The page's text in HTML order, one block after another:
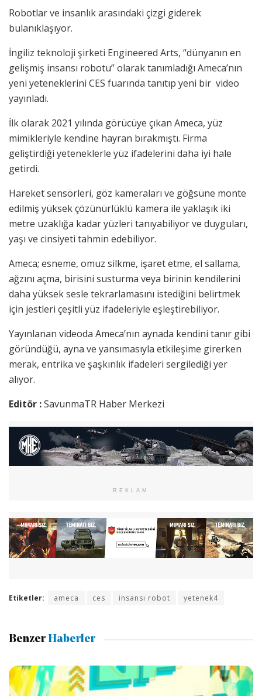
Robotlar ve insanlık arasındaki çizgi giderek
bulanıklaşıyor.
İngiliz teknoloji şirketi Engineered Arts, “dünyanın en
gelişmiş insansı robotu” olarak tanımladığı Ameca’nın
yeni yeteneklerini CES fuarında tanıtıp yeni bir video
yayınladı.
İlk olarak 2021 yılında görücüye çıkan Ameca, yüz
mimikleriyle kendine hayran bırakmıştı. Firma
geliştirdiği yeteneklerle yüz ifadelerini daha iyi hale
getirdi.
Hareket sensörleri, göz kameraları ve göğsüne monte
edilmiş yüksek çözünürlüklü kamera ile yaklaşık iki
metre uzaklığa kadar yüzleri tanıyabiliyor ve duyguları,
yaşı ve cinsiyeti tahmin edebiliyor.
Ameca; esneme, omuz silkme, işaret etme, el sallama,
ağzını açma, birisini susturma veya birinin kendilerini
daha yüksek sesle tekrarlamasını istediğini belirtmek
için jestleri çeşitli yüz ifadeleriyle eşleştirebiliyor.
Yayınlanan videoda Ameca’nın aynada kendini tanır gibi
göründüğü, ayna ve yansımasıyla etkileşime girerken
merak, entrika ve şaşkınlık ifadeleri sergilediği yer
alıyor.
Editör :SavunmaTR Haber Merkezi
REKLAM
Etiketler: ameca ces insansı robot yetenek4
Benzer Haberler